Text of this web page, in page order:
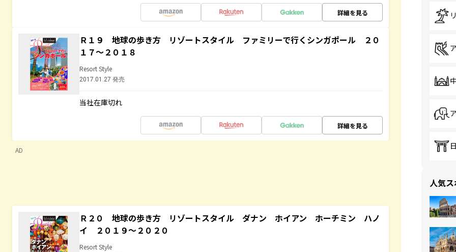
詳細を見る
Ｒ１９ 地球の歩き方 リゾートスタイル ファミリーで行くシンガポール ２０
１７～２０１８
Resort Style
2017.01.27 発売
当社在庫切れ
詳細を見る
AD
Ｒ２０ 地球の歩き方 リゾートスタイル ダナン ホイアン ホーチミン ハノ
イ ２０１９～２０２０
Resort Style
人気